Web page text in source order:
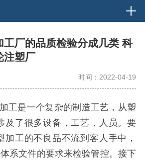
工厂的品质检验分成几类 科
注塑厂
时间：2022-04-19
工是一个复杂的制造工艺，从塑
及了很多设备，工艺，人员。要
加工的不良品不流到客人手中，
系文件的要求来检验管控。接下